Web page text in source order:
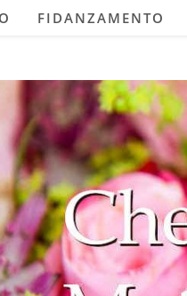
FIDANZAMENTO